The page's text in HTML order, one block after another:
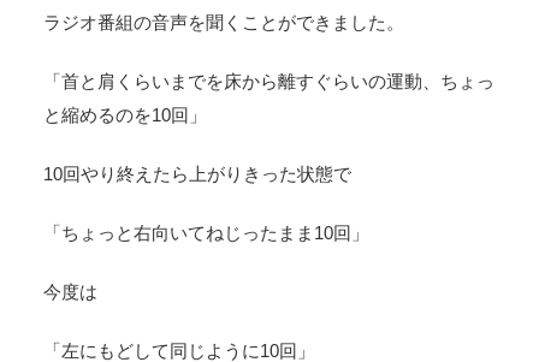
ラジオ番組の音声を聞くことができました。
「首と肩くらいまでを床から離すぐらいの運動、ちょっ
と縮めるのを10回」
10回やり終えたら上がりきった状態で
「ちょっと右向いてねじったまま10回」
今度は
「左にもどして同じように10回」